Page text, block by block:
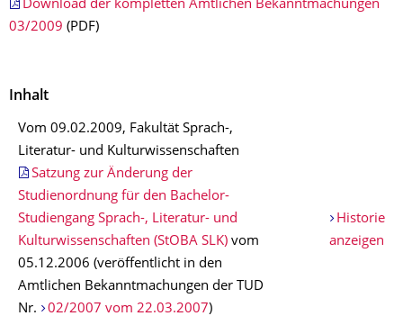
Download der kompletten Amtlichen Bekanntmachungen
03/2009 (PDF)
Inhalt
Vom 09.02.2009, Fakultät Sprach-,
Literatur- und Kulturwissenschaften
Satzung zur Änderung der
Studienordnung für den Bachelor-
Studiengang Sprach-, Literatur- und
Kulturwissenschaften (StOBA SLK) vom
05.12.2006 (veröffentlicht in den
Amtlichen Bekanntmachungen der TUD
Nr.
02/2007 vom 22.03.2007)
Historie
anzeigen